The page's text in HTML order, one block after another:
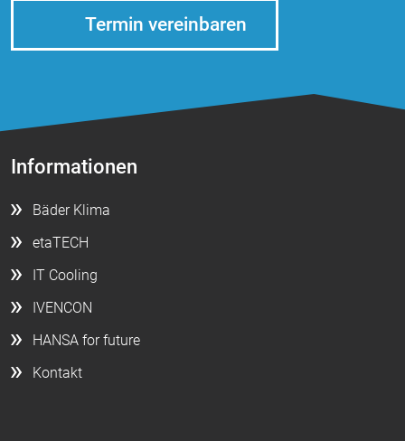
Termin vereinbaren
Informationen
Bäder Klima
etaTECH
IT Cooling
IVENCON
HANSA for future
Kontakt